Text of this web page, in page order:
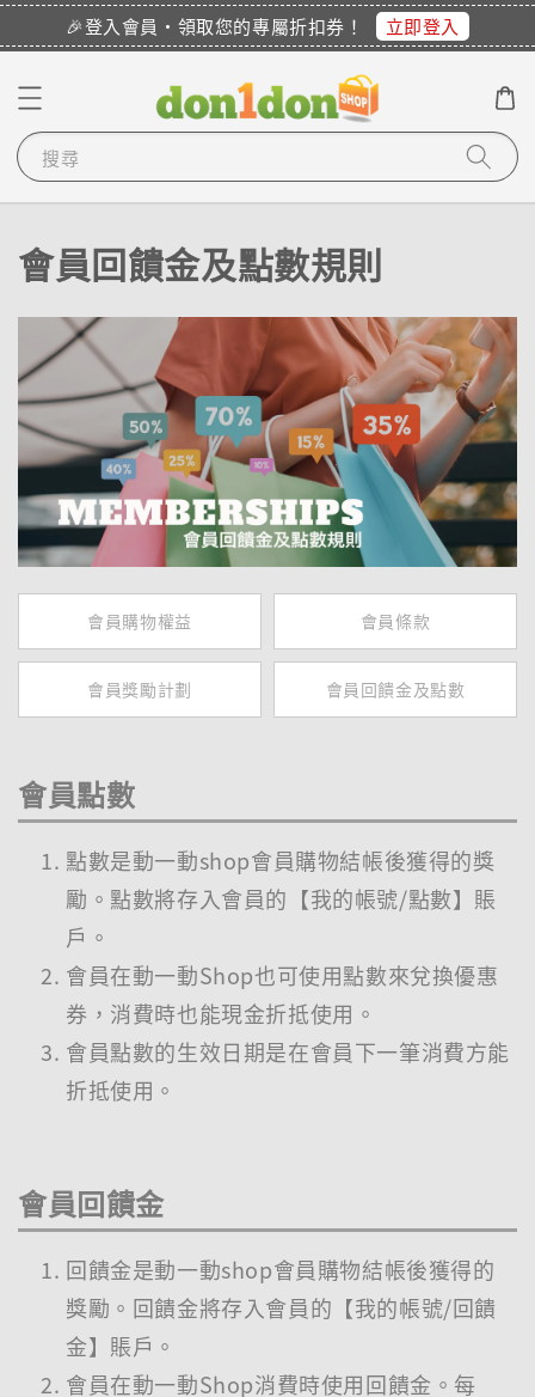
🎉登入會員・領取您的專屬折扣券！ 立即登入
搜尋
會員回饋金及點數規則
會員購物權益 會員條款
會員獎勵計劃 會員回饋金及點數
會員點數
點數是動一動shop會員購物結帳後獲得的獎
勵。點數將存入會員的【我的帳號/點數】賬
戶。
會員在動一動Shop也可使用點數來兌換優惠
券，消費時也能現金折抵使用。
會員點數的生效日期是在會員下一筆消費方能
折抵使用。
會員回饋金
回饋金是動一動shop會員購物結帳後獲得的
獎勵。回饋金將存入會員的【我的帳號/回饋
金】賬戶。
會員在動一動Shop消費時使用回饋金。每